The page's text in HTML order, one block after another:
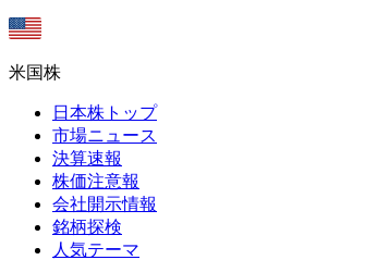
米国株
日本株トップ
市場ニュース
決算速報
株価注意報
会社開示情報
銘柄探検
人気テーマ